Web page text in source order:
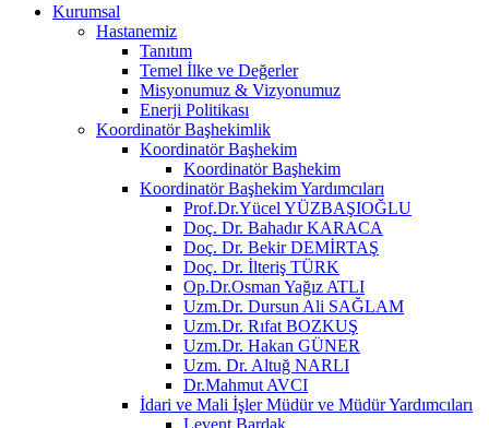
Kurumsal
Hastanemiz
Tanıtım
Temel İlke ve Değerler
Misyonumuz & Vizyonumuz
Enerji Politikası
Koordinatör Başhekimlik
Koordinatör Başhekim
Koordinatör Başhekim
Koordinatör Başhekim Yardımcıları
Prof.Dr.Yücel YÜZBAŞIOĞLU
Doç. Dr. Bahadır KARACA
Doç. Dr. Bekir DEMİRTAŞ
Doç. Dr. İlteriş TÜRK
Op.Dr.Osman Yağız ATLI
Uzm.Dr. Dursun Ali SAĞLAM
Uzm.Dr. Rıfat BOZKUŞ
Uzm.Dr. Hakan GÜNER
Uzm. Dr. Altuğ NARLI
Dr.Mahmut AVCI
İdari ve Mali İşler Müdür ve Müdür Yardımcıları
Levent Bardak